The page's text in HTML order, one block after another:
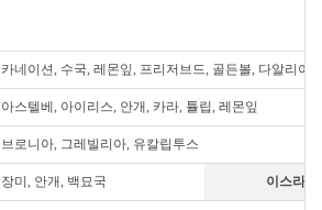
카네이션, 수국, 레몬잎, 프리저브드, 골든볼, 다알리아,
아스텔베, 아이리스, 안개, 카라, 튤립, 레몬잎
브로니아, 그레빌리아, 유칼립투스
장미, 안개, 백묘국 이스라엘